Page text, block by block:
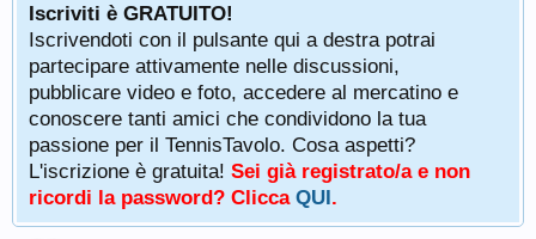
Iscriviti è GRATUITO!
Iscrivendoti con il pulsante qui a destra potrai
partecipare attivamente nelle discussioni,
pubblicare video e foto, accedere al mercatino e
conoscere tanti amici che condividono la tua
passione per il TennisTavolo. Cosa aspetti?
L'iscrizione è gratuita! Sei già registrato/a e non
ricordi la password? Clicca QUI.